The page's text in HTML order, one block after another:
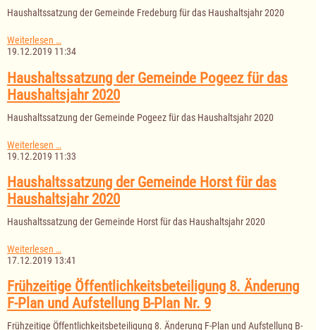
2020
Haushaltssatzung der Gemeinde Fredeburg für das Haushaltsjahr 2020
Weiterlesen …
der
Fredeburg
für
das
2020
19.12.2019 11:34
Haushaltssatzung der Gemeinde Pogeez für das
Haushaltsjahr 2020
Haushaltssatzung der Gemeinde Pogeez für das Haushaltsjahr 2020
Weiterlesen …
der
Pogeez
für
das
2020
19.12.2019 11:33
Haushaltssatzung der Gemeinde Horst für das
Haushaltsjahr 2020
Haushaltssatzung der Gemeinde Horst für das Haushaltsjahr 2020
Weiterlesen …
der
Horst
für
das
2020
17.12.2019 13:41
Frühzeitige Öffentlichkeitsbeteiligung 8. Änderung
F-Plan und Aufstellung B-Plan Nr. 9
Frühzeitige Öffentlichkeitsbeteiligung 8. Änderung F-Plan und Aufstellung B-